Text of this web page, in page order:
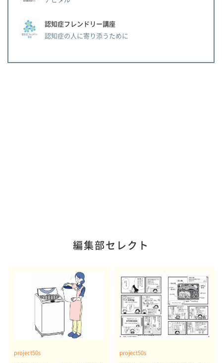
認知症フレンドリー講座
認知症の人に寄り添うために
編集部セレクト
project50s project50s